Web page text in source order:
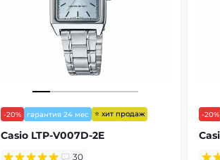
-20% гарантия 24 мес ⭐ хит продаж
Casio LTP-V007D-2E
30
-20%